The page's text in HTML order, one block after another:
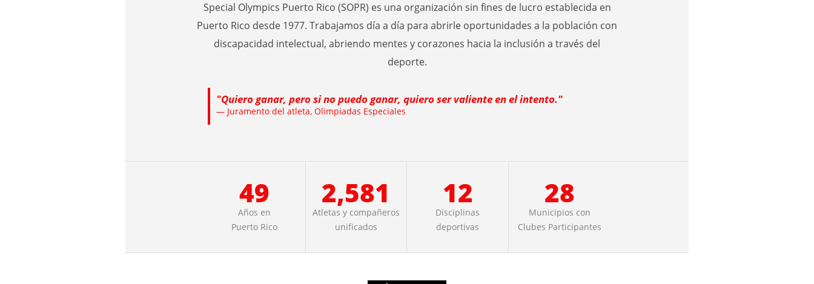
Special Olympics Puerto Rico (SOPR) es una organización sin fines de lucro establecida en
Puerto Rico desde 1977. Trabajamos día a día para abrirle oportunidades a la población con
discapacidad intelectual, abriendo mentes y corazones hacia la inclusión a través del
deporte.
"Quiero ganar, pero si no puedo ganar, quiero ser valiente en el intento."
— Juramento del atleta, Olimpiadas Especiales
49
Años en
Puerto Rico
2,581
Atletas y compañeros
unificados
12
Disciplinas
deportivas
28
Municipios con
Clubes Participantes